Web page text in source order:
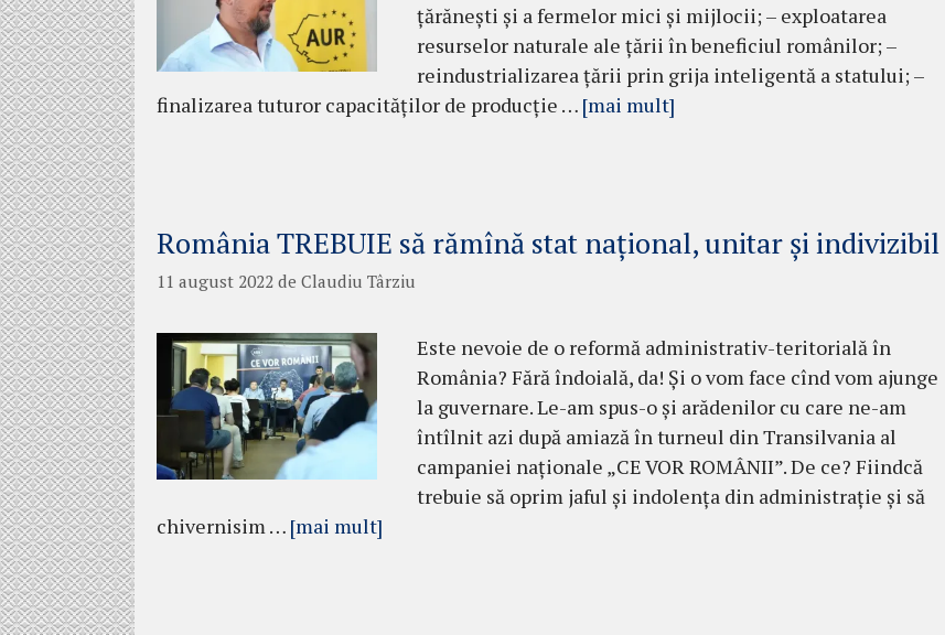
țărănești și a fermelor mici și mijlocii; – exploatarea
resurselor naturale ale țării în beneficiul românilor; –
reindustrializarea țării prin grija inteligentă a statului; –
finalizarea tuturor capacităților de producție … [mai mult]
România TREBUIE să rămînă stat naţional, unitar şi indivizibil
11 august 2022 de Claudiu Târziu
Este nevoie de o reformă administrativ-teritorială în
România? Fără îndoială, da! Și o vom face cînd vom ajunge
la guvernare. Le-am spus-o și arădenilor cu care ne-am
întîlnit azi după amiază în turneul din Transilvania al
campaniei naționale „CE VOR ROMÂNII”. De ce? Fiindcă
trebuie să oprim jaful și indolența din administrație și să
chivernisim … [mai mult]